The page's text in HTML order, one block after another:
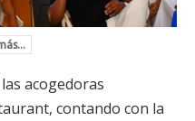
acogedoras
contando con la